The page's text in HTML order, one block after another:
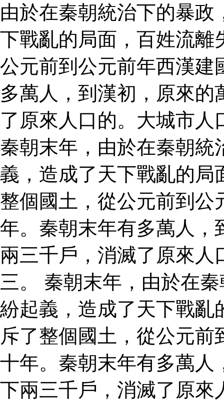
由於在秦朝統治下的暴
下戰亂的局面，百姓流離
公元前到公元前年西漢建
多萬人，到漢初，原來
了原來人口的。大城市
秦朝末年，由於在秦朝統
義，造成了天下戰亂的局
整個國土，從公元前到公
年。秦朝末年有多萬人，
兩三千戶，消滅了原來
三。 秦朝末年，由於在
紛起義，造成了天下戰亂
斥了整個國土，從公元
十年。秦朝末年有多萬人
下兩三千戶，消滅了原來